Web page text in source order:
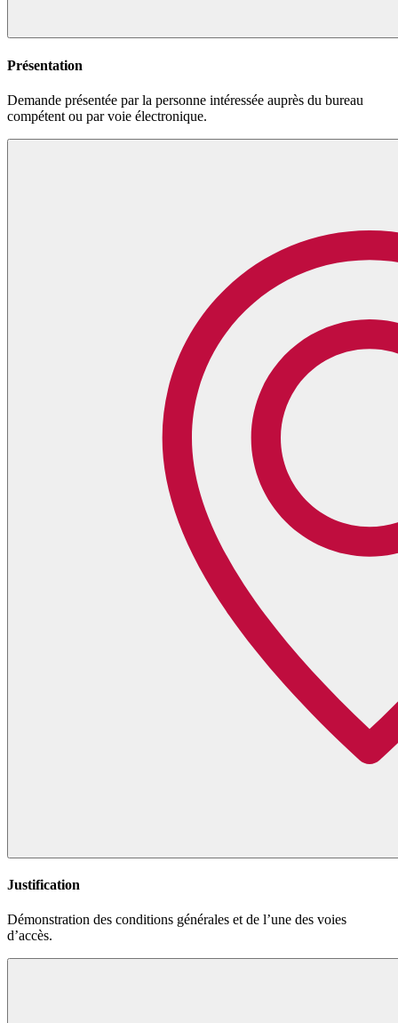
Présentation
Demande présentée par la personne intéressée auprès du bureau
compétent ou par voie électronique.
Justification
Démonstration des conditions générales et de l’une des voies
d’accès.